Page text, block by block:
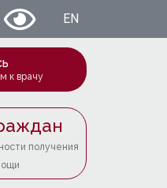
EN
к врачу
получения